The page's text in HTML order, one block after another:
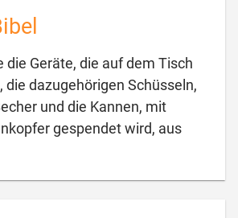
die Geräte, die auf dem Tisch
die dazugehörigen Schüsseln,
und die Kannen, mit
gespendet wird, aus